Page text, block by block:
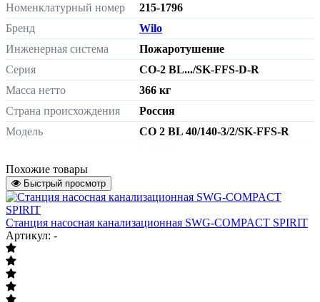
Номенклатурный номер
215-1796
Бренд
Wilo
Инженерная система
Пожаротушение
Серия
CO-2 BL.../SK-FFS-D-R
Масса нетто
366 кг
Страна происхождения
Россия
Модель
CO 2 BL 40/140-3/2/SK-FFS-R
Похожие товары
Быстрый просмотр
Станция насосная канализационная SWG-COMPACT SPIRIT
Артикул: -